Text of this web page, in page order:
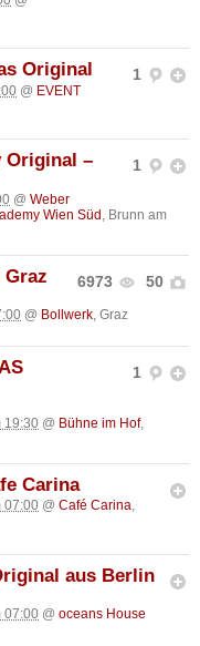
1
Original
@ EVENT
1
Original –
@ Weber
Wien Süd , Brunn am
6973 50
@ Bollwerk, Graz
1
19:30 @ Bühne im Hof,
Carina
07:00 @ Café Carina,
aus Berlin
07:00 @ oceans House